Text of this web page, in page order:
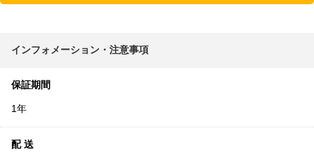
インフォメーション・注意事項
保証期間
1年
配 送